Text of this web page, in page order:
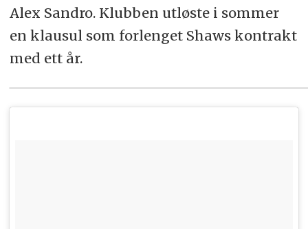
Alex Sandro. Klubben utløste i sommer
en klausul som forlenget Shaws kontrakt
med ett år.